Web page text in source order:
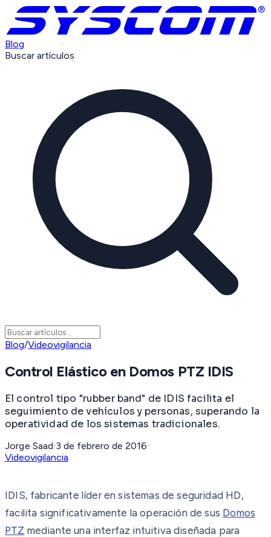
Blog
Buscar artículos
Blog/Videovigilancia
Control Elástico en Domos PTZ IDIS
El control tipo "rubber band" de IDIS facilita el
seguimiento de vehículos y personas, superando la
operatividad de los sistemas tradicionales.
Jorge Saad·3 de febrero de 2016·
Videovigilancia
IDIS, fabricante líder en sistemas de seguridad HD,
facilita significativamente la operación de sus Domos
PTZ mediante una interfaz intuitiva diseñada para